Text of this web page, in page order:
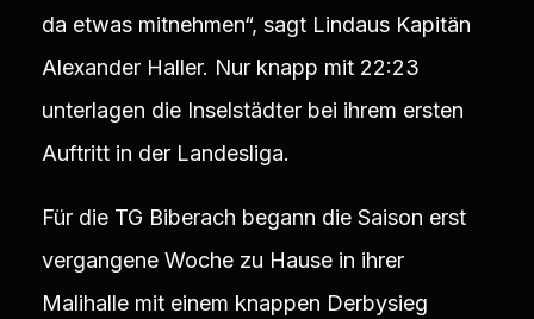
da etwas mitnehmen“, sagt Lindaus Kapitän
Alexander Haller. Nur knapp mit 22:23
unterlagen die Inselstädter bei ihrem ersten
Auftritt in der Landesliga.
Für die TG Biberach begann die Saison erst
vergangene Woche zu Hause in ihrer
Malihalle mit einem knappen Derbysieg